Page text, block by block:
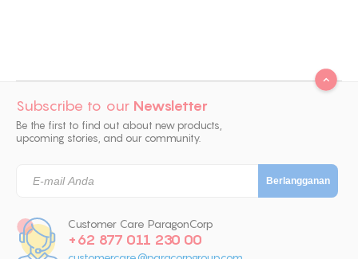
Subscribe to our Newsletter
Be the first to find out about new products,
upcoming stories, and our community.
Customer Care ParagonCorp
+62 877 011 230 00